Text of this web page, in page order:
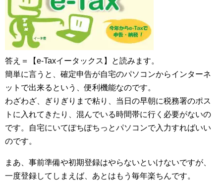
答え＝【e-Taxイータックス】と読みます。
簡単に言うと、確定申告が自宅のパソコンからインターネ
ットで出来るという、便利機能なのです。
わざわざ、ぎりぎりまで粘り、当日の早朝に税務署のポス
トに入れてきたり、混んでいる時間帯に行く必要がないの
です。自宅にいてぽちぽちっとパソコンで入力すればいい
のです。
まあ、事前準備や初期登録はやらないといけないですが、
一度登録してしまえば、あとはもう毎年楽ちんです。